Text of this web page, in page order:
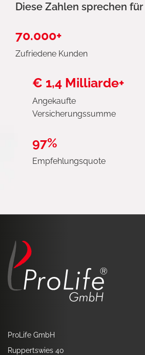
Diese Zahlen sprechen für
70.000+
Zufriedene Kunden
€ 1,4 Milliarde+
Angekaufte
Versicherungssumme
97%
Empfehlungsquote
ProLife GmbH
Ruppertswies 40